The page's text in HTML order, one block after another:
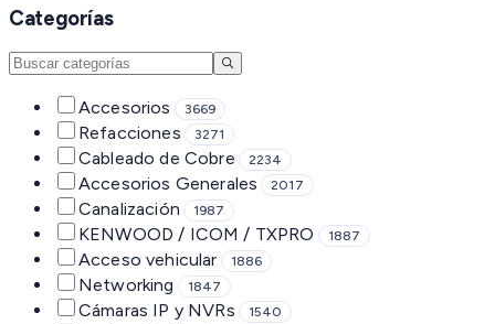
Categorías
Accesorios 3669
Refacciones 3271
Cableado de Cobre 2234
Accesorios Generales 2017
Canalización 1987
KENWOOD / ICOM / TXPRO 1887
Acceso vehicular 1886
Networking 1847
Cámaras IP y NVRs 1540